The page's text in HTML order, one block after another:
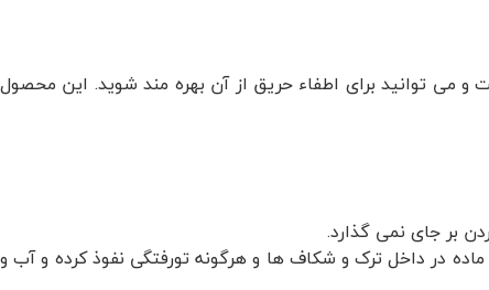
و می توانید برای اطفاء حریق از آن بهره مند شوید. این محصول
بر جای نمی گذارد.
در داخل ترک و شکاف ها و هرگونه تورفتگی نفوذ کرده و آب و